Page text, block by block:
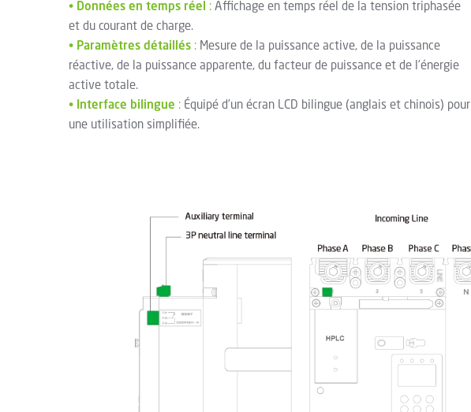
• Données en temps réel : Affichage en temps réel de la tension triphasée
et du courant de charge.
• Paramètres détaillés : Mesure de la puissance active, de la puissance
réactive, de la puissance apparente, du facteur de puissance et de l’énergie
active totale.
•
Interface bilingue : Équipé d’un écran LCD bilingue (anglais et chinois) pour
une utilisation simplifiée.